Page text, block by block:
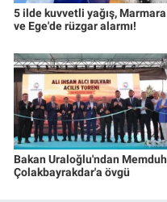
5 ilde kuvvetli yağış, Marmara
ve Ege'de rüzgar alarmı!
Bakan Uraloğlu'ndan Memduh
Çolakbayrakdar'a övgü